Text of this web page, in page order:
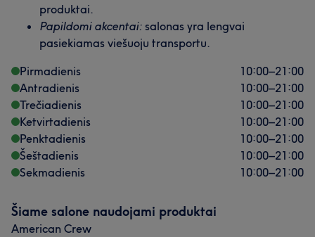
Mūsų klientų nuomonė apie darbuotoją: Timur🇬🇧🇷🇺
🇩🇪
produktai.
Papildomi akcentai: salonas yra lengvai
pasiekiamas viešuoju transportu.
Pirmadienis
10:00–21:00
Antradienis
10:00–21:00
Trečiadienis
10:00–21:00
Ketvirtadienis
10:00–21:00
Penktadienis
10:00–21:00
Šeštadienis
10:00–21:00
Sekmadienis
10:00–21:00
Šiame salone naudojami produktai
American Crew